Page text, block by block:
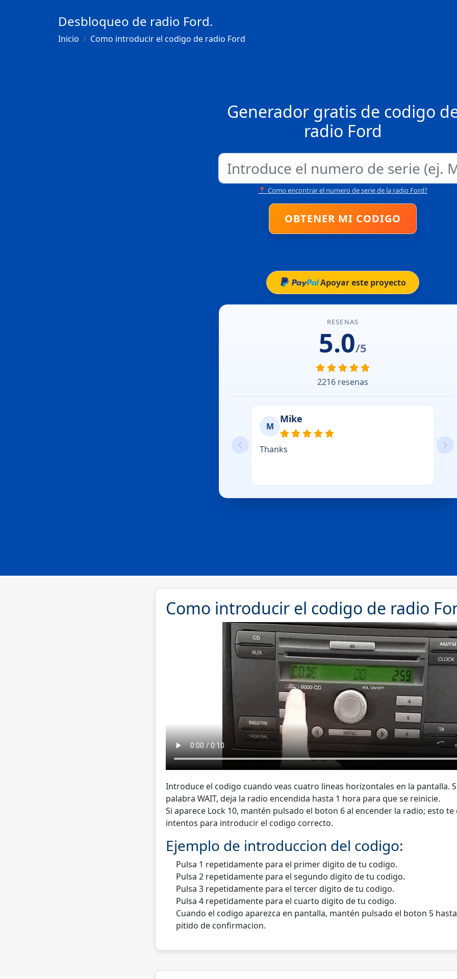
Desbloqueo de radio Ford.
Inicio Como introducir el codigo de radio Ford
Generador gratis de codigo
radio Ford
📍 Como encontrar el numero de serie de la radio Ford?
OBTENER MI CODIGO
Apoyar este proyecto
RESENAS
5.0/5
2216 resenas
M
Mike
Thanks
Previous
Como introducir el codigo de radio
Introduce el codigo cuando veas cuatro lineas horizontales en la pantalla.
palabra WAIT, deja la radio encendida hasta 1 hora para que se reinicie.
Si aparece Lock 10, mantén pulsado el boton 6 al encender la radio; esto
intentos para introducir el codigo correcto.
Ejemplo de introduccion del codigo:
Pulsa 1 repetidamente para el primer digito de tu codigo.
Pulsa 2 repetidamente para el segundo digito de tu codigo.
Pulsa 3 repetidamente para el tercer digito de tu codigo.
Pulsa 4 repetidamente para el cuarto digito de tu codigo.
Cuando el codigo aparezca en pantalla, mantén pulsado el boton 5
pitido de confirmacion.